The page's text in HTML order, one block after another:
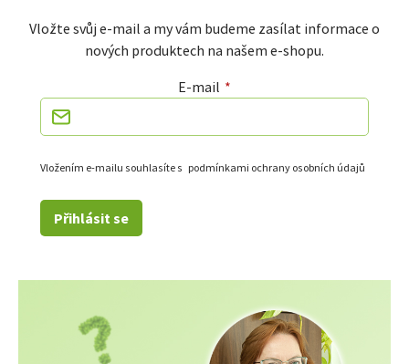
Vložte svůj e-mail a my vám budeme zasílat informace o
nových produktech na našem e-shopu.
E-mail
Vložením e-mailu souhlasíte s podmínkami ochrany osobních údajů
Přihlásit se